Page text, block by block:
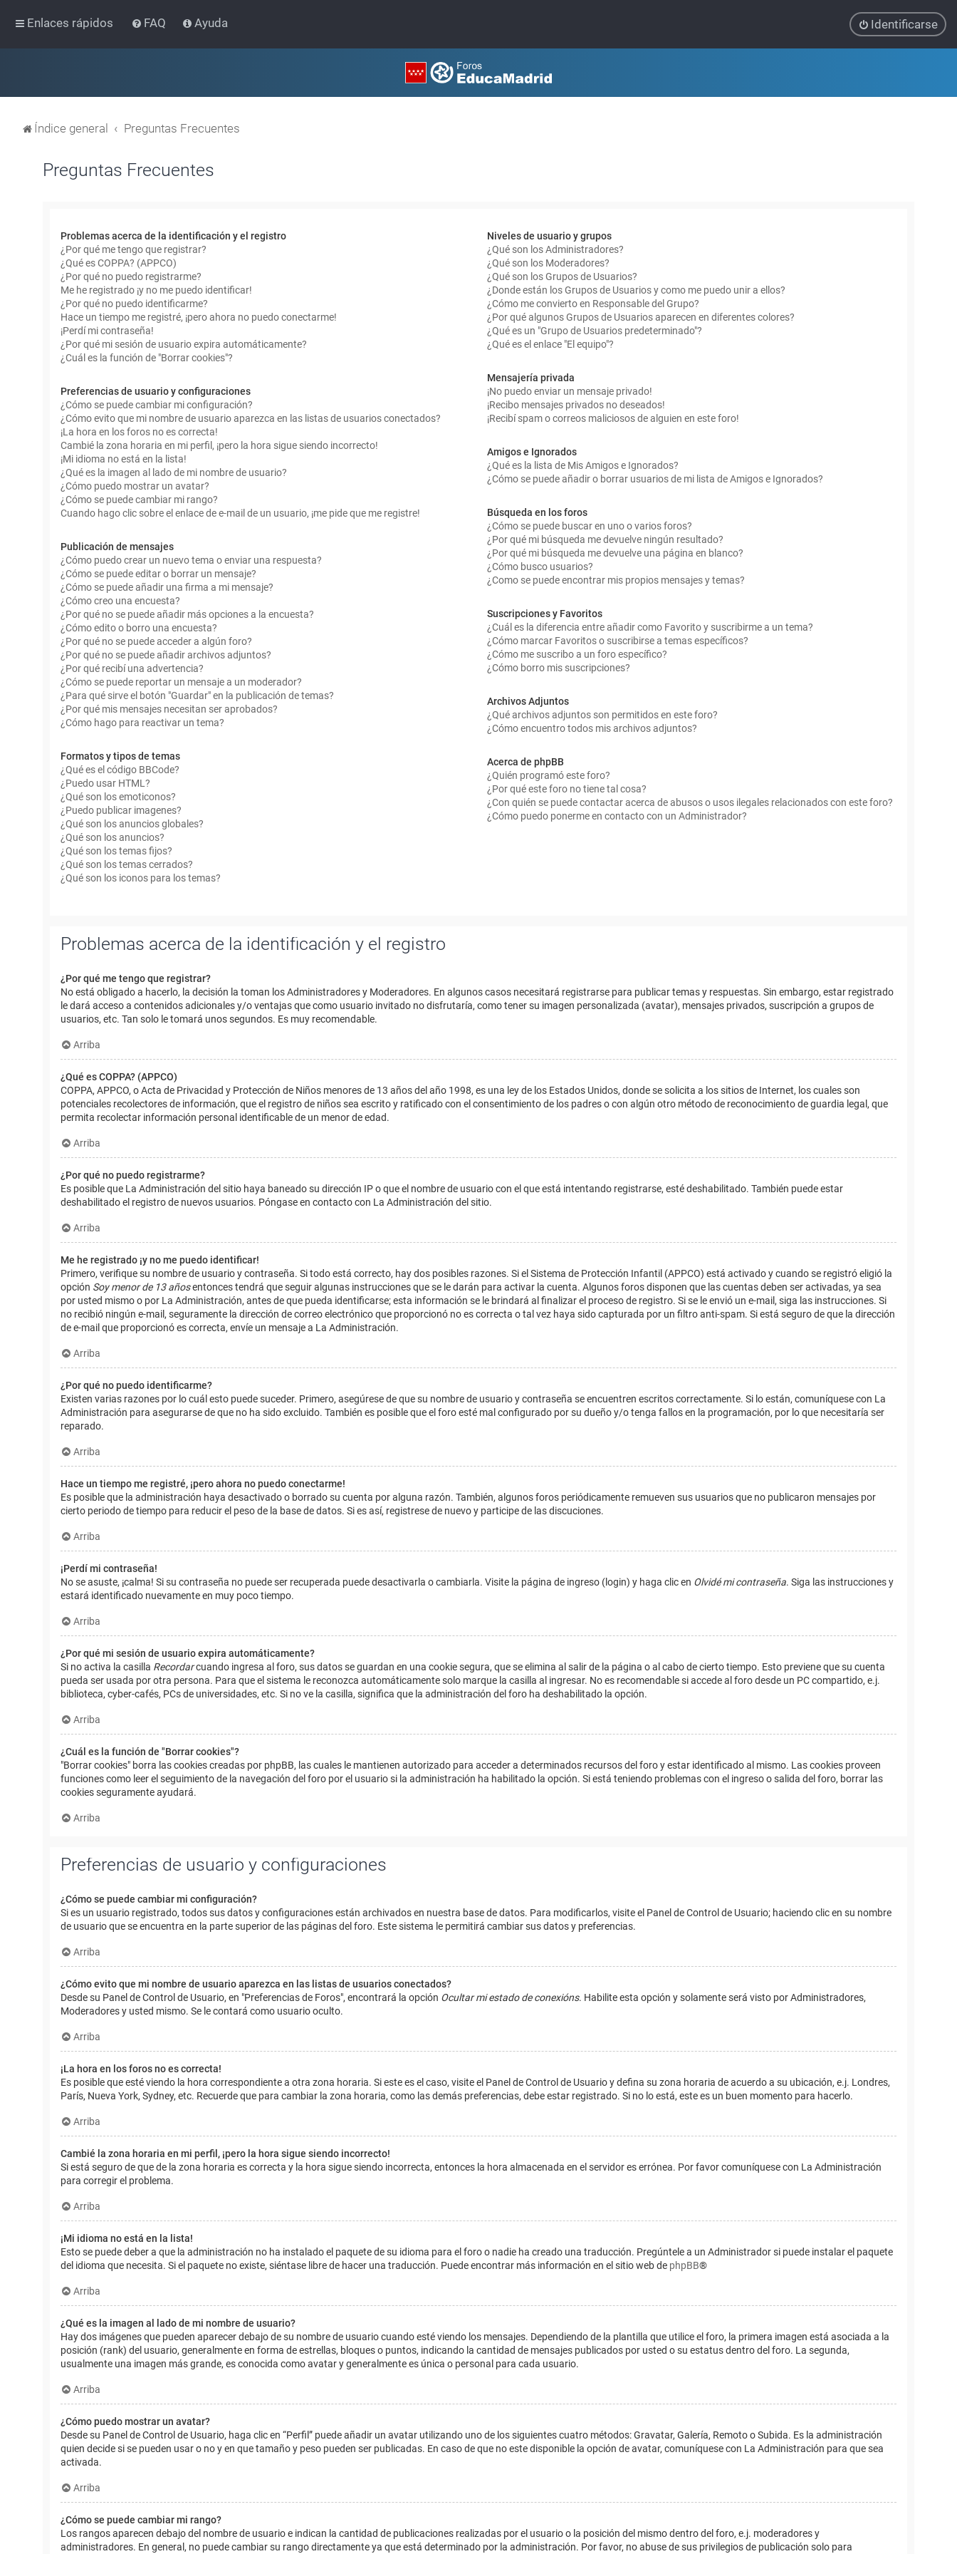
Enlaces rápidos FAQ Ayuda Identificarse
Índice general Preguntas Frecuentes
Preguntas Frecuentes
Problemas acerca de la identificación y el registro
¿Por qué me tengo que registrar?
¿Qué es COPPA? (APPCO)
¿Por qué no puedo registrarme?
Me he registrado ¡y no me puedo identificar!
¿Por qué no puedo identificarme?
Hace un tiempo me registré, ¡pero ahora no puedo conectarme!
¡Perdí mi contraseña!
¿Por qué mi sesión de usuario expira automáticamente?
¿Cuál es la función de "Borrar cookies"?
Preferencias de usuario y configuraciones
¿Cómo se puede cambiar mi configuración?
¿Cómo evito que mi nombre de usuario aparezca en las listas de usuarios conectados?
¡La hora en los foros no es correcta!
Cambié la zona horaria en mi perfil, ¡pero la hora sigue siendo incorrecto!
¡Mi idioma no está en la lista!
¿Qué es la imagen al lado de mi nombre de usuario?
¿Cómo puedo mostrar un avatar?
¿Cómo se puede cambiar mi rango?
Cuando hago clic sobre el enlace de e-mail de un usuario, ¡me pide que me registre!
Publicación de mensajes
¿Cómo puedo crear un nuevo tema o enviar una respuesta?
¿Cómo se puede editar o borrar un mensaje?
¿Cómo se puede añadir una firma a mi mensaje?
¿Cómo creo una encuesta?
¿Por qué no se puede añadir más opciones a la encuesta?
¿Cómo edito o borro una encuesta?
¿Por qué no se puede acceder a algún foro?
¿Por qué no se puede añadir archivos adjuntos?
¿Por qué recibí una advertencia?
¿Cómo se puede reportar un mensaje a un moderador?
¿Para qué sirve el botón "Guardar" en la publicación de temas?
¿Por qué mis mensajes necesitan ser aprobados?
¿Cómo hago para reactivar un tema?
Formatos y tipos de temas
¿Qué es el código BBCode?
¿Puedo usar HTML?
¿Qué son los emoticonos?
¿Puedo publicar imagenes?
¿Qué son los anuncios globales?
¿Qué son los anuncios?
¿Qué son los temas fijos?
¿Qué son los temas cerrados?
¿Qué son los iconos para los temas?
Niveles de usuario y grupos
¿Qué son los Administradores?
¿Qué son los Moderadores?
¿Qué son los Grupos de Usuarios?
¿Donde están los Grupos de Usuarios y como me puedo unir a ellos?
¿Cómo me convierto en Responsable del Grupo?
¿Por qué algunos Grupos de Usuarios aparecen en diferentes colores?
¿Qué es un "Grupo de Usuarios predeterminado"?
¿Qué es el enlace "El equipo"?
Mensajería privada
¡No puedo enviar un mensaje privado!
¡Recibo mensajes privados no deseados!
¡Recibí spam o correos maliciosos de alguien en este foro!
Amigos e Ignorados
¿Qué es la lista de Mis Amigos e Ignorados?
¿Cómo se puede añadir o borrar usuarios de mi lista de Amigos e Ignorados?
Búsqueda en los foros
¿Cómo se puede buscar en uno o varios foros?
¿Por qué mi búsqueda me devuelve ningún resultado?
¿Por qué mi búsqueda me devuelve una página en blanco?
¿Cómo busco usuarios?
¿Como se puede encontrar mis propios mensajes y temas?
Suscripciones y Favoritos
¿Cuál es la diferencia entre añadir como Favorito y suscribirme a un tema?
¿Cómo marcar Favoritos o suscribirse a temas específicos?
¿Cómo me suscribo a un foro específico?
¿Cómo borro mis suscripciones?
Archivos Adjuntos
¿Qué archivos adjuntos son permitidos en este foro?
¿Cómo encuentro todos mis archivos adjuntos?
Acerca de phpBB
¿Quién programó este foro?
¿Por qué este foro no tiene tal cosa?
¿Con quién se puede contactar acerca de abusos o usos ilegales relacionados con este foro?
¿Cómo puedo ponerme en contacto con un Administrador?
Problemas acerca de la identificación y el registro
¿Por qué me tengo que registrar?
No está obligado a hacerlo, la decisión la toman los Administradores y Moderadores. En algunos casos necesitará registrarse para publicar temas y respuestas. Sin embargo, estar registrado
le dará acceso a contenidos adicionales y/o ventajas que como usuario invitado no disfrutaría, como tener su imagen personalizada (avatar), mensajes privados, suscripción a grupos de
usuarios, etc. Tan solo le tomará unos segundos. Es muy recomendable.
Arriba
¿Qué es COPPA? (APPCO)
COPPA, APPCO, o Acta de Privacidad y Protección de Niños menores de 13 años del año 1998, es una ley de los Estados Unidos, donde se solicita a los sitios de Internet, los cuales son
potenciales recolectores de información, que el registro de niños sea escrito y ratificado con el consentimiento de los padres o con algún otro método de reconocimiento de guardia legal, que
permita recolectar información personal identificable de un menor de edad.
Arriba
¿Por qué no puedo registrarme?
Es posible que La Administración del sitio haya baneado su dirección IP o que el nombre de usuario con el que está intentando registrarse, esté deshabilitado. También puede estar
deshabilitado el registro de nuevos usuarios. Póngase en contacto con La Administración del sitio.
Arriba
Me he registrado ¡y no me puedo identificar!
Primero, verifique su nombre de usuario y contraseña. Si todo está correcto, hay dos posibles razones. Si el Sistema de Protección Infantil (APPCO) está activado y cuando se registró eligió la
opción Soy menor de 13 añosentonces tendrá que seguir algunas instrucciones que se le darán para activar la cuenta. Algunos foros disponen que las cuentas deben ser activadas, ya sea
por usted mismo o por La Administración, antes de que pueda identificarse; esta información se le brindará al finalizar el proceso de registro. Si se le envió un e-mail, siga las instrucciones. Si
no recibió ningún e-mail, seguramente la dirección de correo electrónico que proporcionó no es correcta o tal vez haya sido capturada por un filtro anti-spam. Si está seguro de que la dirección
de e-mail que proporcionó es correcta, envíe un mensaje a La Administración.
Arriba
¿Por qué no puedo identificarme?
Existen varias razones por lo cuál esto puede suceder. Primero, asegúrese de que su nombre de usuario y contraseña se encuentren escritos correctamente. Si lo están, comuníquese con La
Administración para asegurarse de que no ha sido excluido. También es posible que el foro esté mal configurado por su dueño y/o tenga fallos en la programación, por lo que necesitaría ser
reparado.
Arriba
Hace un tiempo me registré, ¡pero ahora no puedo conectarme!
Es posible que la administración haya desactivado o borrado su cuenta por alguna razón. También, algunos foros periódicamente remueven sus usuarios que no publicaron mensajes por
cierto periodo de tiempo para reducir el peso de la base de datos. Si es así, registrese de nuevo y participe de las discuciones.
Arriba
¡Perdí mi contraseña!
No se asuste, ¡calma! Si su contraseña no puede ser recuperada puede desactivarla o cambiarla. Visite la página de ingreso (login) y haga clic en Olvidé mi contraseña. Siga las instrucciones y
estará identificado nuevamente en muy poco tiempo.
Arriba
¿Por qué mi sesión de usuario expira automáticamente?
Si no activa la casilla Recordarcuando ingresa al foro, sus datos se guardan en una cookie segura, que se elimina al salir de la página o al cabo de cierto tiempo. Esto previene que su cuenta
pueda ser usada por otra persona. Para que el sistema le reconozca automáticamente solo marque la casilla al ingresar. No es recomendable si accede al foro desde un PC compartido, e.j.
biblioteca, cyber-cafés, PCs de universidades, etc. Si no ve la casilla, significa que la administración del foro ha deshabilitado la opción.
Arriba
¿Cuál es la función de "Borrar cookies"?
"Borrar cookies" borra las cookies creadas por phpBB, las cuales le mantienen autorizado para acceder a determinados recursos del foro y estar identificado al mismo. Las cookies proveen
funciones como leer el seguimiento de la navegación del foro por el usuario si la administración ha habilitado la opción. Si está teniendo problemas con el ingreso o salida del foro, borrar las
cookies seguramente ayudará.
Arriba
Preferencias de usuario y configuraciones
¿Cómo se puede cambiar mi configuración?
Si es un usuario registrado, todos sus datos y configuraciones están archivados en nuestra base de datos. Para modificarlos, visite el Panel de Control de Usuario; haciendo clic en su nombre
de usuario que se encuentra en la parte superior de las páginas del foro. Este sistema le permitirá cambiar sus datos y preferencias.
Arriba
¿Cómo evito que mi nombre de usuario aparezca en las listas de usuarios conectados?
Desde su Panel de Control de Usuario, en "Preferencias de Foros", encontrará la opción Ocultar mi estado de conexións. Habilite esta opción y solamente será visto por Administradores,
Moderadores y usted mismo. Se le contará como usuario oculto.
Arriba
¡La hora en los foros no es correcta!
Es posible que esté viendo la hora correspondiente a otra zona horaria. Si este es el caso, visite el Panel de Control de Usuario y defina su zona horaria de acuerdo a su ubicación, e.j. Londres,
París, Nueva York, Sydney, etc. Recuerde que para cambiar la zona horaria, como las demás preferencias, debe estar registrado. Si no lo está, este es un buen momento para hacerlo.
Arriba
Cambié la zona horaria en mi perfil, ¡pero la hora sigue siendo incorrecto!
Si está seguro de que de la zona horaria es correcta y la hora sigue siendo incorrecta, entonces la hora almacenada en el servidor es errónea. Por favor comuníquese con La Administración
para corregir el problema.
Arriba
¡Mi idioma no está en la lista!
Esto se puede deber a que la administración no ha instalado el paquete de su idioma para el foro o nadie ha creado una traducción. Pregúntele a un Administrador si puede instalar el paquete
del idioma que necesita. Si el paquete no existe, siéntase libre de hacer una traducción. Puede encontrar más información en el sitio web de phpBB®
Arriba
¿Qué es la imagen al lado de mi nombre de usuario?
Hay dos imágenes que pueden aparecer debajo de su nombre de usuario cuando esté viendo los mensajes. Dependiendo de la plantilla que utilice el foro, la primera imagen está asociada a la
posición (rank) del usuario, generalmente en forma de estrellas, bloques o puntos, indicando la cantidad de mensajes publicados por usted o su estatus dentro del foro. La segunda,
usualmente una imagen más grande, es conocida como avatar y generalmente es única o personal para cada usuario.
Arriba
¿Cómo puedo mostrar un avatar?
Desde su Panel de Control de Usuario, haga clic en “Perfil” puede añadir un avatar utilizando uno de los siguientes cuatro métodos: Gravatar, Galería, Remoto o Subida. Es la administración
quien decide si se pueden usar o no y en que tamaño y peso pueden ser publicadas. En caso de que no este disponible la opción de avatar, comuníquese con La Administración para que sea
activada.
Arriba
¿Cómo se puede cambiar mi rango?
Los rangos aparecen debajo del nombre de usuario e indican la cantidad de publicaciones realizadas por el usuario o la posición del mismo dentro del foro, e.j. moderadores y
administradores. En general, no puede cambiar su rango directamente ya que está determinado por la administración. Por favor, no abuse de sus privilegios de publicación solo para